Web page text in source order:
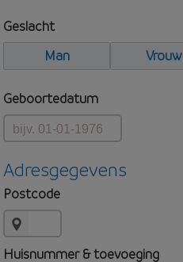
Geslacht
Man
Vrouw
Geboortedatum
Adresgegevens
Postcode
Huisnummer & toevoeging